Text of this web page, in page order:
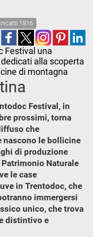
1816
Festival una
alla scoperta
di montagna
Festival, in
prossimi, torna
che
nascono le bollicine
di produzione
Naturale
le case
in Trentodoc, che
immergersi
unico, che trova
distintivo e